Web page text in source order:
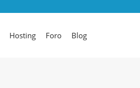
Hosting Foro Blog